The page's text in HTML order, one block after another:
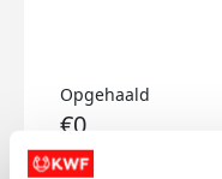
Opgehaald
€0